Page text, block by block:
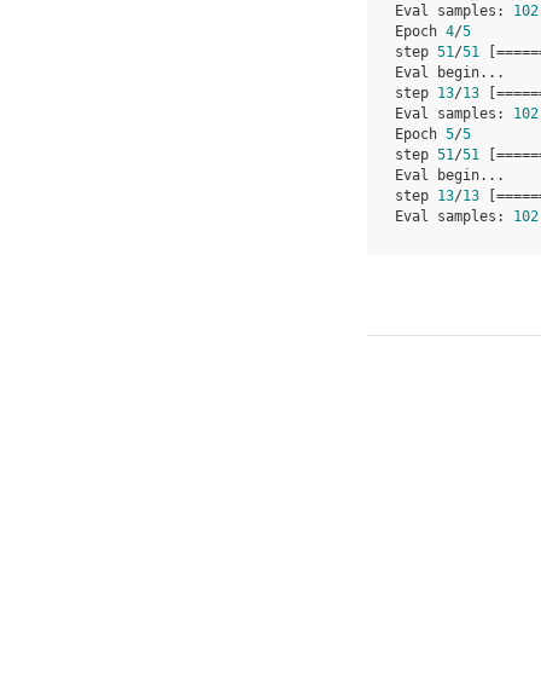
Eval
samples :
102
Epoch 4/5
step 51 /51 [
Eval
begin...
step 13/13 [
Eval
samples :
102
Epoch 5/5
step 51 /51 [
Eval
begin...
step 13/13 [
Eval
samples : 102